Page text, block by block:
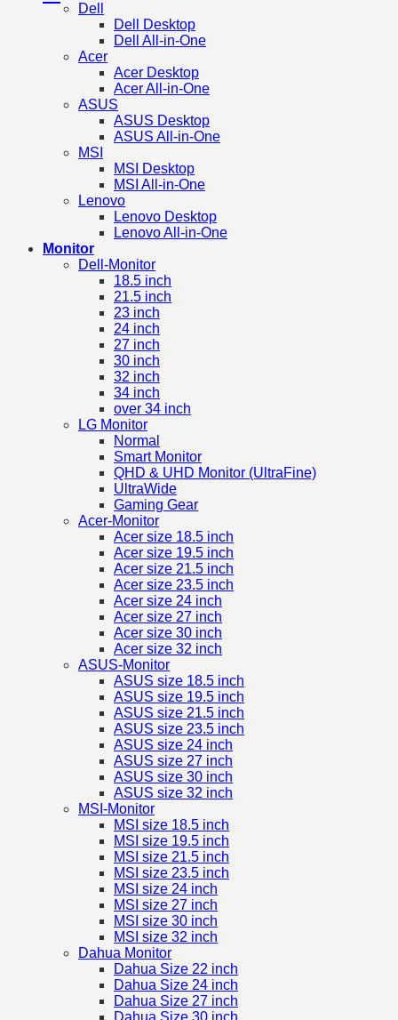
Dell
Dell Desktop
Dell All-in-One
Acer
Acer Desktop
Acer All-in-One
ASUS
ASUS Desktop
ASUS All-in-One
MSI
MSI Desktop
MSI All-in-One
Lenovo
Lenovo Desktop
Lenovo All-in-One
Monitor
Dell-Monitor
18.5 inch
21.5 inch
23 inch
24 inch
27 inch
30 inch
32 inch
34 inch
over 34 inch
LG Monitor
Normal
Smart Monitor
QHD & UHD Monitor (UltraFine)
UltraWide
Gaming Gear
Acer-Monitor
Acer size 18.5 inch
Acer size 19.5 inch
Acer size 21.5 inch
Acer size 23.5 inch
Acer size 24 inch
Acer size 27 inch
Acer size 30 inch
Acer size 32 inch
ASUS-Monitor
ASUS size 18.5 inch
ASUS size 19.5 inch
ASUS size 21.5 inch
ASUS size 23.5 inch
ASUS size 24 inch
ASUS size 27 inch
ASUS size 30 inch
ASUS size 32 inch
MSI-Monitor
MSI size 18.5 inch
MSI size 19.5 inch
MSI size 21.5 inch
MSI size 23.5 inch
MSI size 24 inch
MSI size 27 inch
MSI size 30 inch
MSI size 32 inch
Dahua Monitor
Dahua Size 22 inch
Dahua Size 24 inch
Dahua Size 27 inch